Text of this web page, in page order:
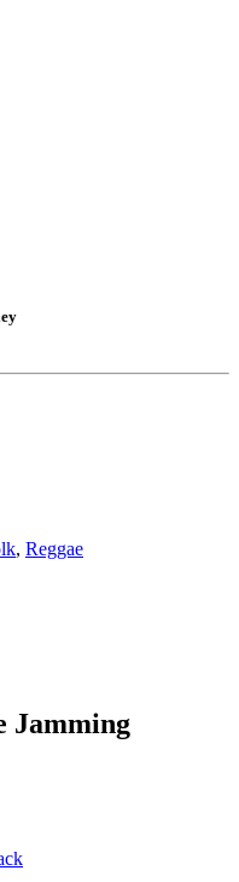
, Reggae
Jamming